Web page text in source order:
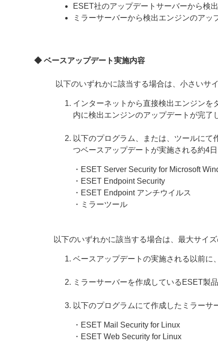
ESET社のアップデートサーバーから検
ミラーサーバーから検出エンジンのアッ
◆ ベースアップデート実施内容
以下のいずれかに該当する場合は、小さいサ
インターネットから直接検出エンジン
内に検出エンジンのアップデートが完了
以下のプログラム、または、ツールに
つベースアップデートが実施される約4
・ESET Server Security for Microsoft
・ESET Endpoint Security
・ESET Endpoint アンチウイルス
・ミラーツール
以下のいずれかに該当する場合は、最大サイ
ベースアップデートの実施される以前に
ミラーサーバーを作成しているESET製
以下のプログラムにて作成したミラー
・ESET Mail Security for Linux
・ESET Web Security for Linux